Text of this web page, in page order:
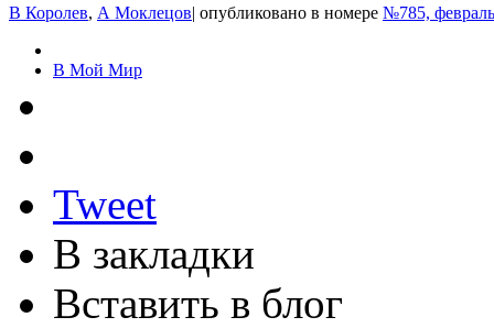
В Королев, А Моклецов| опубликовано в номере №785,
В Мой Мир
Tweet
В закладки
Вставить в блог